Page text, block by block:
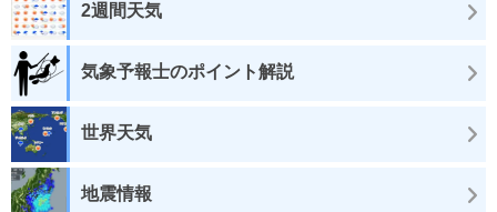
2週間天気
気象予報士のポイント解説
世界天気
地震情報